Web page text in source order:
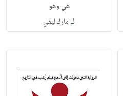
هي وهو
لـ مارك ليفي